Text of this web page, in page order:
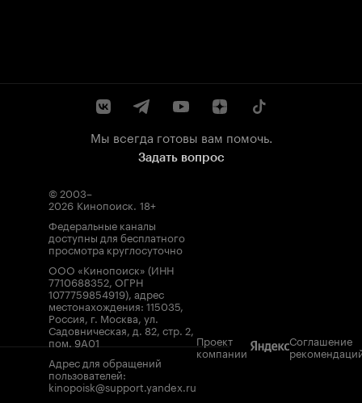
Мы всегда готовы вам помочь.
Задать вопрос
© 2003–
2026 Кинопоиск. 18+
Федеральные каналы
доступны для бесплатного
просмотра круглосуточно
ООО «Кинопоиск» (ИНН
7710688352, ОГРН
1077759854919), адрес
местонахождения: 115035,
Россия, г. Москва, ул.
Садовническая, д. 82, стр. 2,
пом. 9А01
Адрес для обращений
пользователей:
kinopoisk@support.yandex.ru
Проект
компании
Соглашение